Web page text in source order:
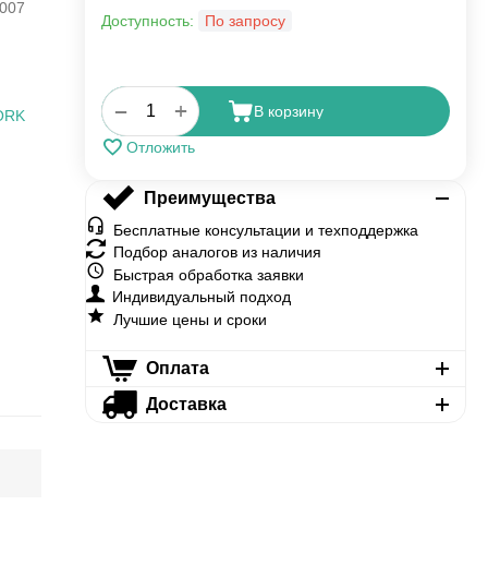
Доступность: По запросу
+
− В корзину
Отложить
Преимущества
Бесплатные консультации и техподдержка
Подбор аналогов из наличия
Быстрая обработка заявки
Индивидуальный подход
Лучшие цены и сроки
Оплата
Доставка